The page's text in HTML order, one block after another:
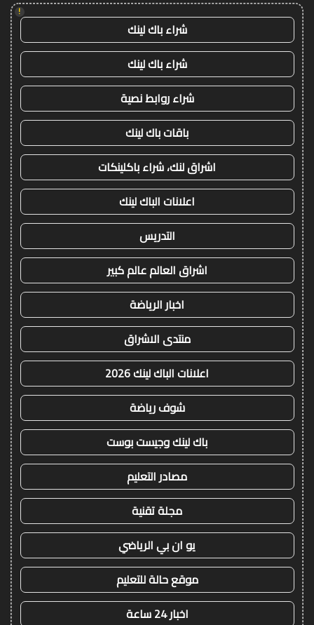
!
شراء باك لينك
شراء باك لينك
شراء روابط نصية
باقات باك لينك
اشراق لنك، شراء باكلينكات
اعلانات الباك لينك
التدريس
اشراق العالم عالم كبير
اخبار الرياضة
منتدى الاشراق
اعلانات الباك لينك 2026
شوف رياضة
باك لينك وجيست بوست
مصادر التعليم
مجلة تقنية
يو ان بي الرياضي
موقع حالة للتعليم
اخبار 24 ساعة